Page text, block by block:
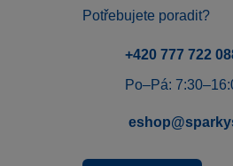
Potřebujete poradit?
+420 777 722
Po–Pá: